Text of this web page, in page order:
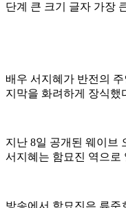
단계 큰 크기 글자 가장
배우 서지혜가 반전의
지막을 화려하게 장식했
지난 8일 공개된 웨이브
서지혜는 함묘진 역으로